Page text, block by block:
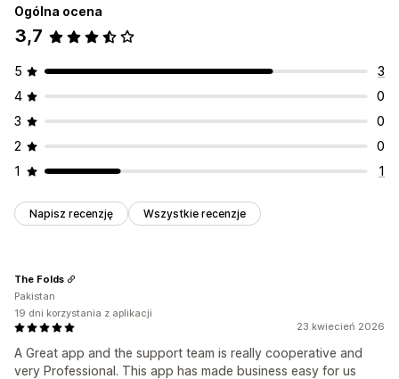
Ogólna ocena
3,7
5
3
4
0
3
0
2
0
1
1
Napisz recenzję Wszystkie recenzje
23 kwiecień 2026
A Great app and the support team is really cooperative and
very Professional. This app has made business easy for us
The Folds
Pakistan
19 dni korzystania z aplikacji